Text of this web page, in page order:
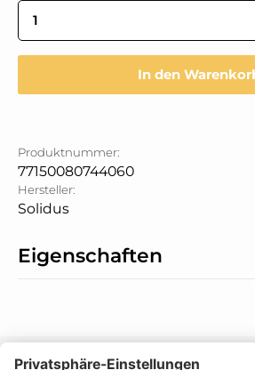
Produkt Anzahl: Gib den
In den
Produktnummer:
77150080744060
Hersteller:
Solidus
Eigenschaften
Informationen